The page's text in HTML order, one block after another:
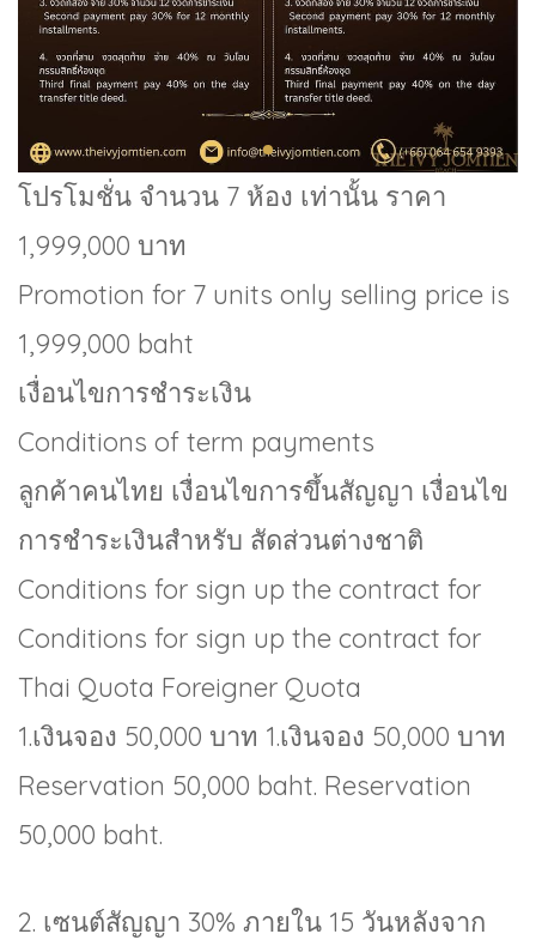
โปรโมชั่น จำนวน 7 ห้อง เท่านั้น ราคา
1,999,000 บาท
Promotion for 7 units only selling price is
1,999,000 baht
เงื่อนไขการชำระเงิน
Conditions of term payments
ลูกค้าคนไทย เงื่อนไขการขึ้นสัญญา เงื่อนไข
การชำระเงินสำหรับ สัดส่วนต่างชาติ
Conditions for sign up the contract for
Conditions for sign up the contract for
Thai Quota Foreigner Quota
1.เงินจอง 50,000 บาท 1.เงินจอง 50,000 บาท
Reservation 50,000 baht. Reservation
50,000 baht.
2. เซนต์สัญญา 30% ภายใน 15 วันหลังจาก